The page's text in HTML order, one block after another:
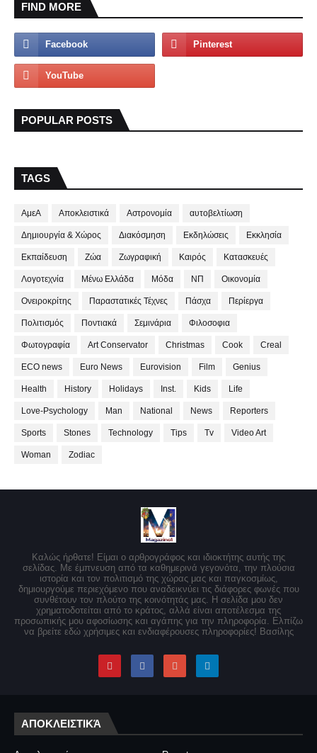
FIND MORE
POPULAR POSTS
TAGS
ΑμεΑ Αποκλειστικά Αστρονομία αυτοβελτίωση
Δημιουργία & Χώρος Διακόσμηση Εκδηλώσεις Εκκλησία
Εκπαίδευση Ζώα Ζωγραφική Καιρός Κατασκευές
Λογοτεχνία Μένω Ελλάδα Μόδα ΝΠ Οικονομία
Ονειροκρίτης Παραστατικές Τέχνες Πάσχα Περίεργα
Πολιτισμός Ποντιακά Σεμινάρια Φιλοσοφια
Φωτογραφία Art Conservator Christmas Cook Creal
ECO news Euro News Eurovision Film Genius
Health History Holidays Inst. Kids Life
Love-Psychology Man National News Reporters
Sports Stones Technology Tips Tv Video Art
Woman Zodiac
Καλώς ήρθατε! Είμαι ο αρθρογράφος και ιδιοκτήτης αυτής της
σελίδας. Με έμπνευση από τα καθημερινά γεγονότα, την πλούσια
ιστορία και τον πολιτισμό της χώρας μας και παγκοσμίως,
δημιουργούμε περιεχόμενο που αναδεικνύει τις διάφορες φωνές που
συνθέτουν τον πλούτο της κοινότητάς μας. Η σελίδα μου δεν
χρηματοδοτείται από το κράτος, αλλά είναι αποτέλεσμα της
προσωπικής μου αφοσίωσης και αγάπης για την πληροφορία. Ελπίζω
να βρείτε εδώ χρήσιμες και ενδιαφέρουσες πληροφορίες! Βασίλης
ΑΠΟΚΛΕΙΣΤΙΚΆ